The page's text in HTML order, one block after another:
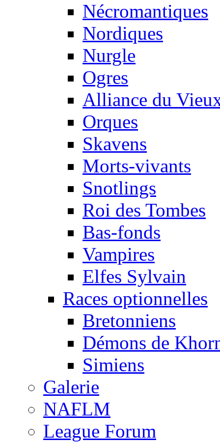
Nécromantiques
Nordiques
Nurgle
Ogres
Alliance du
Orques
Skavens
Morts-vivants
Snotlings
Roi des Tombes
Bas-fonds
Vampires
Elfes Sylvain
Races optionnelles
Bretonniens
Démons de
Simiens
Galerie
NAFLM
League Forum